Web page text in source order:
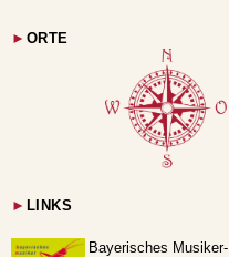
► ORTE
► LINKS
Bayerisches Musiker-